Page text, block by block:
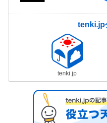
tenki.jp
tenki.jp